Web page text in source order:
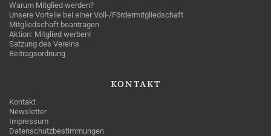
Warum Mitglied werden?
Unsere Vorteile bei einer Voll-/Fördermitgliedschaft
Mitgliedschaft beantragen
Aktion: Mitglied werben!
Satzung des Vereins
Beitragsordnung
KONTAKT
Kontakt
Newsletter
Impressum
Datenschutzbestimmungen